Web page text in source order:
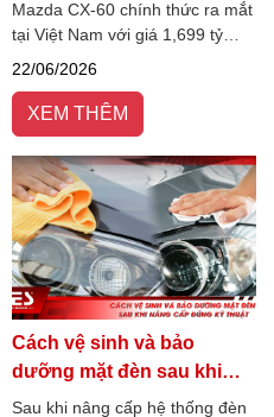
Mazda CX-60 chính thức ra mắt
tại Việt Nam với giá 1,699 tỷ
đồng, nổi bật với động cơ I6
và thiết kế SUV cỡ D sang
trọng. Xem chi tiết cấu hình,
trang bị và giá bán CX-60 mới
nhất.
22/06/2026
XEM THÊM
Cách vệ sinh và bảo
dưỡng mặt đèn sau khi
nâng cấp đúng kỹ thuật
Sau khi nâng cấp hệ thống đèn